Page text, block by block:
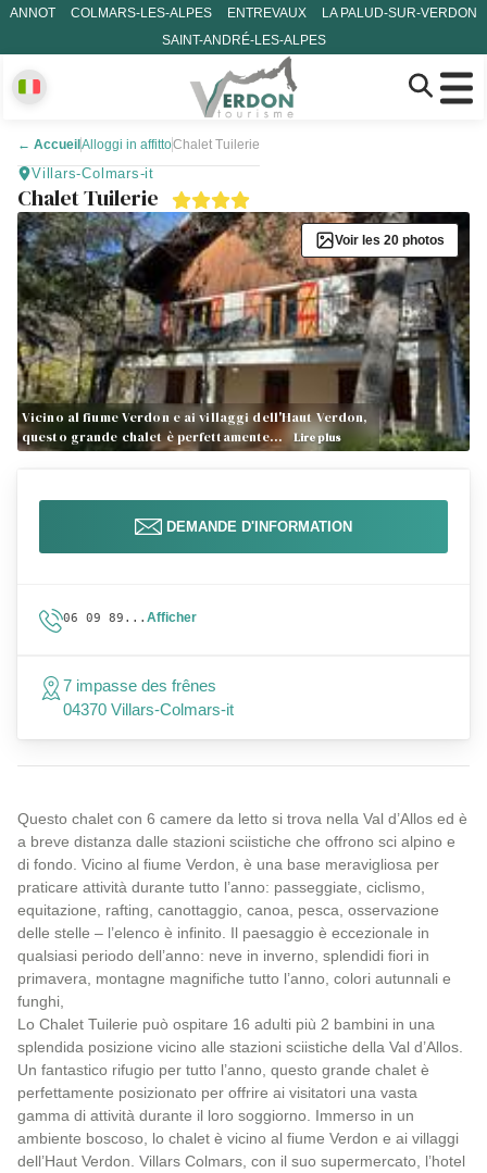
ANNOT COLMARS-LES-ALPES ENTREVAUX
LA PALUD-SUR-VERDON
SAINT-ANDRÉ-LES-ALPES
← Accueil Alloggi in affittoChalet Tuilerie
Villars-Colmars-it
Chalet Tuilerie
Vicino al fiume Verdon e ai villaggi dell'Haut Verdon,
questo grande chalet è perfettamente…
Lire plus
Voir les 20 photos
Questo chalet con 6 camere da letto si trova nella Val d’Allos ed è
a breve distanza dalle stazioni sciistiche che offrono sci alpino e
di fondo. Vicino al fiume Verdon, è una base meravigliosa per
praticare attività durante tutto l’anno: passeggiate, ciclismo,
equitazione, rafting, canottaggio, canoa, pesca, osservazione
delle stelle – l’elenco è infinito. Il paesaggio è eccezionale in
qualsiasi periodo dell’anno: neve in inverno, splendidi fiori in
primavera, montagne magnifiche tutto l’anno, colori autunnali e
funghi,
Lo Chalet Tuilerie può ospitare 16 adulti più 2 bambini in una
splendida posizione vicino alle stazioni sciistiche della Val d’Allos.
Un fantastico rifugio per tutto l’anno, questo grande chalet è
perfettamente posizionato per offrire ai visitatori una vasta
gamma di attività durante il loro soggiorno. Immerso in un
ambiente boscoso, lo chalet è vicino al fiume Verdon e ai villaggi
dell’Haut Verdon. Villars Colmars, con il suo supermercato, l’hotel
DEMANDE D'INFORMATION
06 09 89... Afficher
7 impasse des frênes
04370 Villars-Colmars-it